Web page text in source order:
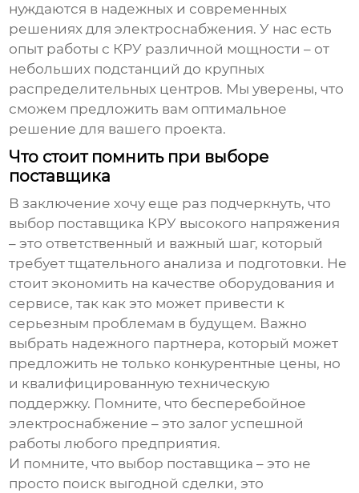
нуждаются в надежных и современных
решениях для электроснабжения. У нас есть
опыт работы с КРУ различной мощности – от
небольших подстанций до крупных
распределительных центров. Мы уверены, что
сможем предложить вам оптимальное
решение для вашего проекта.
Что стоит помнить при выборе
поставщика
В заключение хочу еще раз подчеркнуть, что
выбор поставщика КРУ высокого напряжения
– это ответственный и важный шаг, который
требует тщательного анализа и подготовки. Не
стоит экономить на качестве оборудования и
сервисе, так как это может привести к
серьезным проблемам в будущем. Важно
выбрать надежного партнера, который может
предложить не только конкурентные цены, но
и квалифицированную техническую
поддержку. Помните, что бесперебойное
электроснабжение – это залог успешной
работы любого предприятия.
И помните, что выбор поставщика – это не
просто поиск выгодной сделки, это